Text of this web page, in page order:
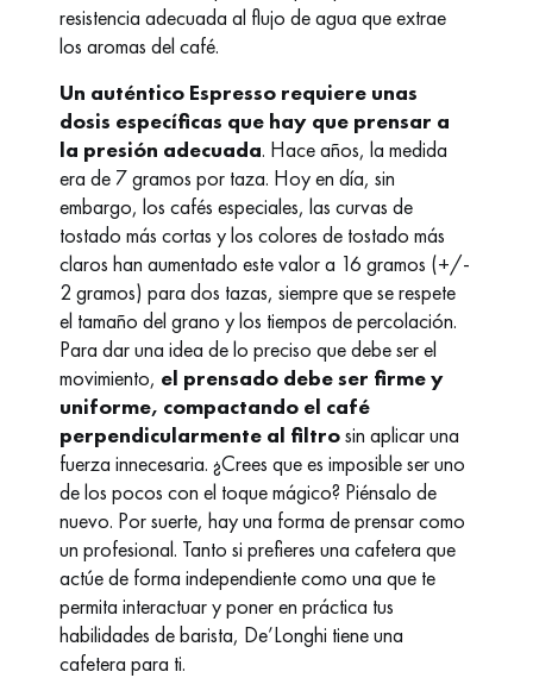
resistencia adecuada al flujo de agua que extrae
los aromas del café.
Un auténtico Espresso requiere unas
dosis específicas que hay que prensar a
la presión adecuada. Hace años, la medida
era de 7 gramos por taza. Hoy en día, sin
embargo, los cafés especiales, las curvas de
tostado más cortas y los colores de tostado más
claros han aumentado este valor a 16 gramos (+/-
2 gramos) para dos tazas, siempre que se respete
el tamaño del grano y los tiempos de percolación.
Para dar una idea de lo preciso que debe ser el
movimiento, el prensado debe ser firme y
uniforme, compactando el café
perpendicularmente al filtrosin aplicar una
fuerza innecesaria. ¿Crees que es imposible ser uno
de los pocos con el toque mágico? Piénsalo de
nuevo. Por suerte, hay una forma de prensar como
un profesional. Tanto si prefieres una cafetera que
actúe de forma independiente como una que te
permita interactuar y poner en práctica tus
habilidades de barista, De’Longhi tiene una
cafetera para ti.